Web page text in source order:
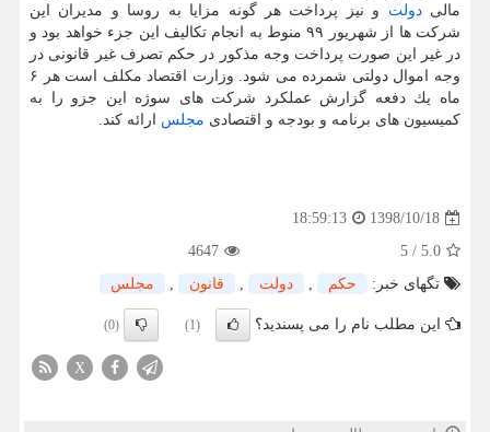
مالیدولت و نیز پرداخت هر گونه مزایا به روسا و مدیران این
شركت ها از شهریور ۹۹ منوط به انجام تكالیف این جزء خواهد بود و
در غیر این صورت پرداخت وجه مذكور در حكم تصرف غیر قانونی در
وجه اموال دولتی شمرده می شود. وزارت اقتصاد مكلف است هر ۶
ماه یك دفعه گزارش عملكرد شركت های سوژه این جزو را به
كمیسیون های برنامه و بودجه و اقتصادی مجلس ارائه كند.
1398/10/18
18:59:13
5.0
/
5
4647
تگهای خبر:
حكم , دولت , قانون , مجلس
این مطلب نام را می پسندید؟ (1)
(0)
X